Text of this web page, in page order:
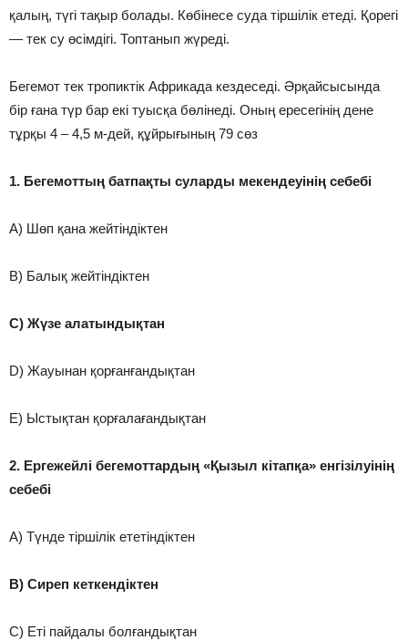
қалың, түгі тақыр болады. Көбінесе суда тіршілік етеді. Қорегі
— тек су өсімдігі. Топтанып жүреді.
Бегемот тек тропиктік Африкада кездеседі. Әрқайсысында
бір ғана түр бар екі туысқа бөлінеді. Оның ересегінің дене
тұрқы 4 – 4,5 м-дей, құйрығының 79 сөз
1. Бегемоттың батпақты суларды мекендеуінің себебі
A) Шөп қана жейтіндіктен
B) Балық жейтіндіктен
C) Жүзе алатындықтан
D) Жауынан қорғанғандықтан
E) Ыстықтан қорғалағандықтан
2. Ергежейлі бегемоттардың «Қызыл кітапқа» енгізілуінің
себебі
A) Түнде тіршілік ететіндіктен
B) Сиреп кеткендіктен
C) Еті пайдалы болғандықтан